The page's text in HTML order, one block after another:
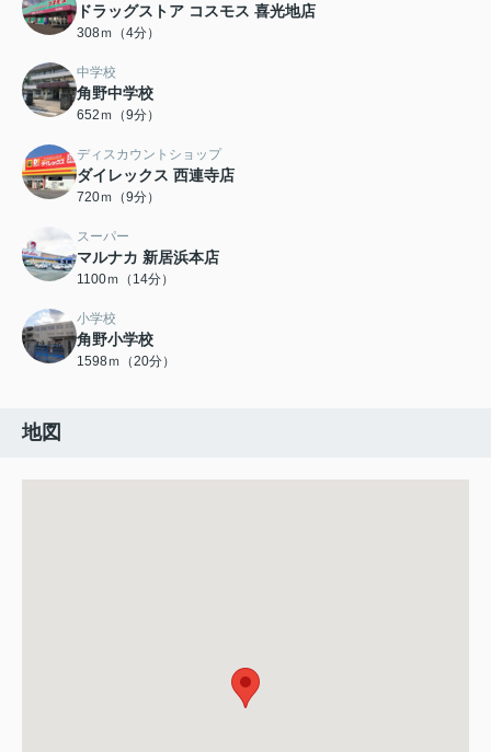
ドラッグストア コスモス 喜光地店
308ｍ（4分）
中学校
角野中学校
652ｍ（9分）
ディスカウントショップ
ダイレックス 西連寺店
720ｍ（9分）
スーパー
マルナカ 新居浜本店
1100ｍ（14分）
小学校
角野小学校
1598ｍ（20分）
地図